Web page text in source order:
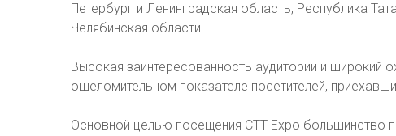
Петербург и Ленинградская область, Республика
Челябинская области.
Высокая заинтересованность аудитории и широкий
ошеломительном показателе посетителей,
Основной целью посещения CTT Expo большинство